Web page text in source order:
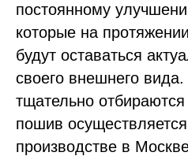
постоянному
которые на
будут оставаться
своего внешнего
тщательно
пошив
производстве в